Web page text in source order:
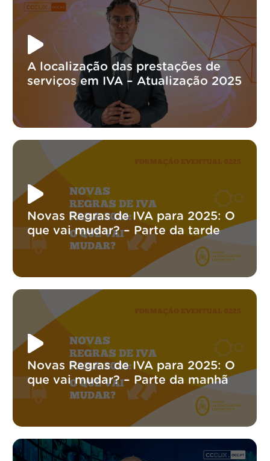
A localização das prestações de
serviços em IVA – Atualização 2025
Novas Regras de IVA para 2025: O
que vai mudar? – Parte da tarde
Novas Regras de IVA para 2025: O
que vai mudar? – Parte da manhã